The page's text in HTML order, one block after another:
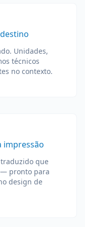
Unidades,
técnicos
no contexto.
impressão
que
— pronto para
design de